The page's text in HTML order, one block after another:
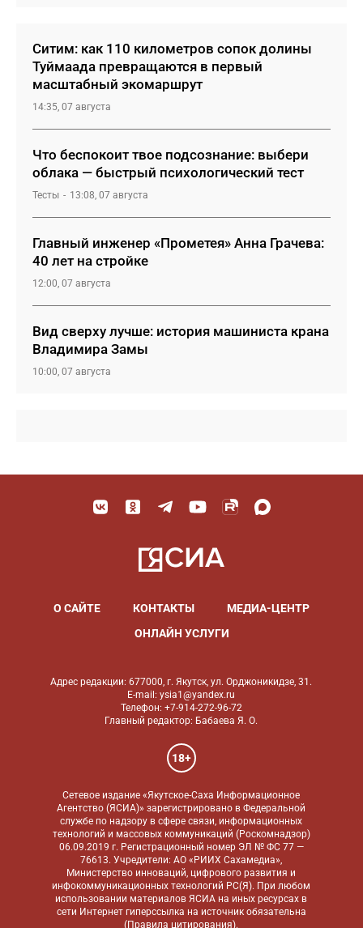
Ситим: как 110 километров сопок долины
Туймаада превращаются в первый
масштабный экомаршрут
14:35, 07 августа
Что беспокоит твое подсознание: выбери
облака — быстрый психологический тест
Тесты 13:08, 07 августа
Главный инженер «Прометея» Анна Грачева:
40 лет на стройке
12:00, 07 августа
Вид сверху лучше: история машиниста крана
Владимира Замы
10:00, 07 августа
О САЙТЕ КОНТАКТЫ
МЕДИА-ЦЕНТР
ОНЛАЙН УСЛУГИ
Адрес редакции: 677000, г. Якутск, ул. Орджоникидзе, 31.
E-mail: ysia1@yandex.ru
Телефон: +7-914-272-96-72
Главный редактор: Бабаева Я. О.
18+
Сетевое издание «Якутское-Саха Информационное
Агентство (ЯСИА)» зарегистрировано в Федеральной
службе по надзору в сфере связи, информационных
технологий и массовых коммуникаций (Роскомнадзор)
06.09.2019 г. Регистрационный номер ЭЛ № ФС 77 —
76613. Учредители: АО «РИИХ Сахамедиа»,
Министерство инноваций, цифрового развития и
инфокоммуникационных технологий РС(Я). При любом
использовании материалов ЯСИА на иных ресурсах в
сети Интернет гиперссылка на источник обязательна
(Правила цитирования).